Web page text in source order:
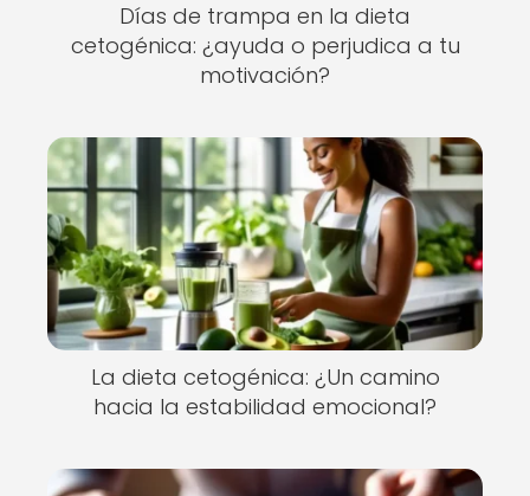
Días de trampa en la dieta
cetogénica: ¿ayuda o perjudica a tu
motivación?
La dieta cetogénica: ¿Un camino
hacia la estabilidad emocional?